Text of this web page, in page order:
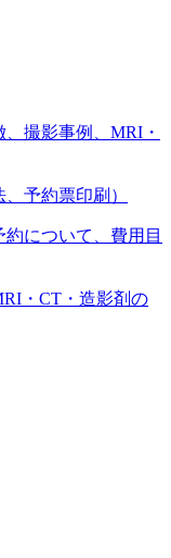
撮影事例、MRI・
予約票印刷）
について、費用目
・CT・造影剤の